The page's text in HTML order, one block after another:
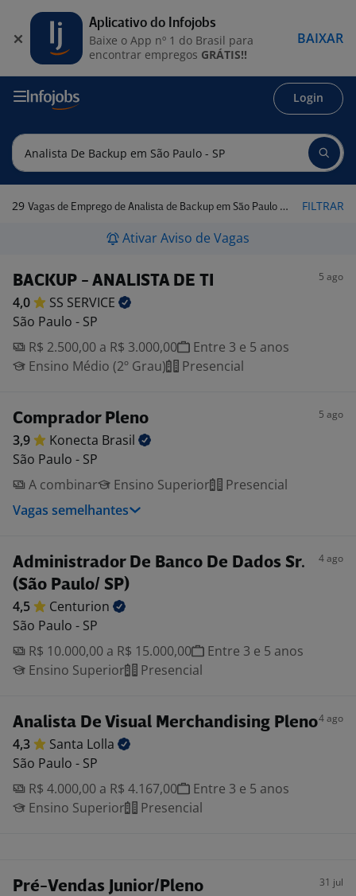
Login
29 Vagas de Emprego de Analista de Backup em São Paulo - SP FILTRAR
Ativar Aviso de Vagas
BACKUP - ANALISTA DE TI 5 ago
4,0 SS SERVICE
São Paulo - SP
R$ 2.500,00 a R$ 3.000,00
Entre 3 e 5 anos
Ensino Médio (2º Grau)
Presencial
Comprador Pleno 5 ago
3,9 Konecta Brasil
São Paulo - SP
A combinar
Ensino Superior
Presencial
Vagas semelhantes
Administrador De Banco De Dados Sr.
(São Paulo/ SP)
4 ago
4,5
Centurion
São Paulo - SP
R$ 10.000,00 a R$ 15.000,00
Entre 3 e 5 anos
Ensino Superior
Presencial
Analista De Visual Merchandising Pleno4 ago
4,3 Santa Lolla
São Paulo - SP
R$ 4.000,00 a R$ 4.167,00
Entre 3 e 5 anos
Ensino Superior
Presencial
Pré-Vendas Junior/Pleno 31 jul
Aplicativo do Infojobs
Baixe o App nº 1 do Brasil para
encontrar empregos GRÁTIS!!
BAIXAR